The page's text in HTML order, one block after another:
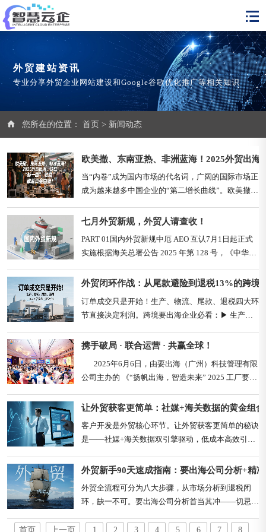
外贸建站资讯
专业分享外贸企业网站建设和Google谷歌优化推广等相关知识
您所在的位置： 首页 > 新闻动态
欧美撤、东南亚热、非洲蓝海！2025外贸出海
当“内卷”成为国内市场的代名词，广阔的国际市场正
成为越来越多中国企业的“第二增长曲线”。欧美撤离
挖...但机遇与挑战并存！避开“内卷”陷阱，找准发力
一、 俄罗斯：欧美撤离后的“真空金矿”巨大缺口：
欧美企业撤离，给俄罗斯市场留下了......
七月外贸新规，外贸人请查收！
PART 01国内外贸新规中厄 AEO 互认7月1日起正式
实施根据海关总署公告 2025 年第 128 号，《中华人
海关企业信用管理制度与厄瓜多尔海关 “经认证的经
实施。中厄海关相互认可对方的 AEO 企业，双方......
外贸闭环作战：从尾款避险到退税13%的跨境
订单成交只是开始！生产、物流、尾款、退税四大环
节直接决定利润。跨境要出海企业必看：▶ 生产管
被跳单）合同必含：质量标准/交货时间/违约条款
防坑指南发货前3确认：产品质量达标包装贴标合规
检测证书齐全核心凭证：提单正本（尾款结清......
携手破局 · 联合运营 · 共赢全球！
       2025年6月6日，由要出海（广州）科技管理有限
公司主办的 《“扬帆出海，智造未来” 2025 工厂要出
满落幕。本次峰会聚焦国内企业“内卷困局”与“出海
围绕“企业出海破局路径”“联合运营模式优势”“全球
市场拓展策......
让外贸获客更简单：社媒+海关数据的黄金组合
客户开发是外贸核心环节。让外贸获客更简单的秘诀
是——社媒+海关数据双引擎驱动，低成本高效引
中间卖点解析工厂实拍实力证明小批量/定制等优势
刻投¥500-1000广告撬动50万曝光转化10-20订单
（1%转化率）案例：某新手靠......
外贸新手90天速成指南：要出海公司分析+精
外贸全流程可分为八大步骤，从市场分析到退税闭
环，缺一不可。要出海公司分析首当其冲——切忌跟
贸易数据来源联合国商品贸易数据库：输入HS编码
首页 上一页 1 2 3 4 5 6 7 8